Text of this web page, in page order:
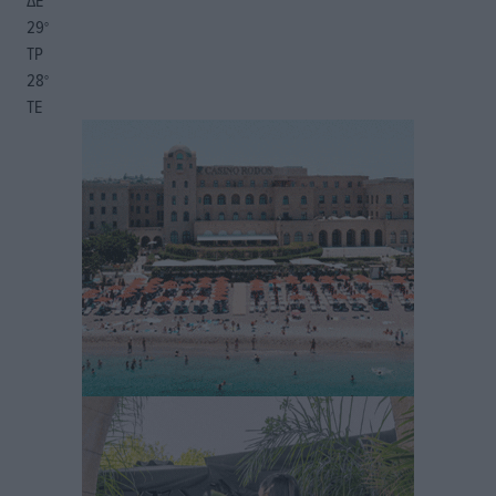
29°
ΤΡ
28°
ΤΕ